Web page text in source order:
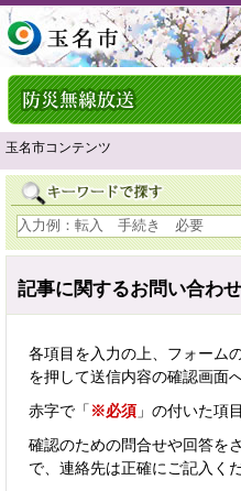
玉名市コンテンツ
記事に関するお問い合わせ
各項目を入力の上、フォーム
を押して送信内容の確認画面
赤字で「 ※必須 」の付いた項
確認のための問合せや回答を
で、連絡先は正確にご記入くだ